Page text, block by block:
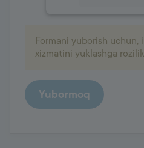
powered by
Management
Formani yuborish uchun,
xizmatini yuklashga
Yubormoq